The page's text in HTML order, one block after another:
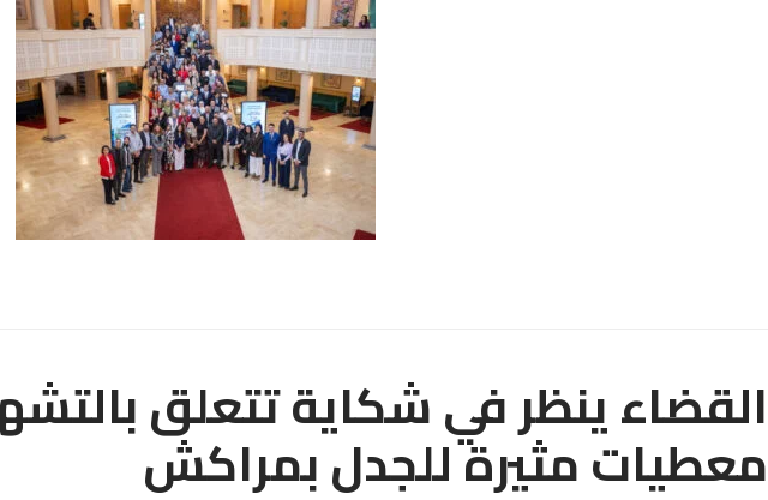
القضاء ينظر في شكاية تتعلق
معطيات مثيرة للجدل بمراكش